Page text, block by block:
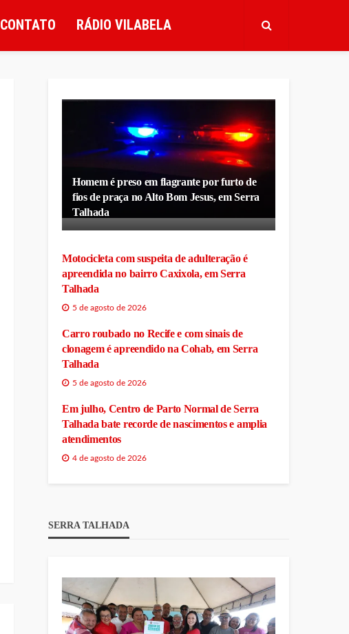
CONTATO RÁDIO VILABELA
Homem é preso em flagrante por furto de
fios de praça no Alto Bom Jesus, em Serra
Talhada
Motocicleta com suspeita de adulteração é
apreendida no bairro Caxixola, em Serra
Talhada
5 de agosto de 2026
Carro roubado no Recife e com sinais de
clonagem é apreendido na Cohab, em Serra
Talhada
5 de agosto de 2026
Em julho, Centro de Parto Normal de Serra
Talhada bate recorde de nascimentos e amplia
atendimentos
4 de agosto de 2026
SERRA TALHADA